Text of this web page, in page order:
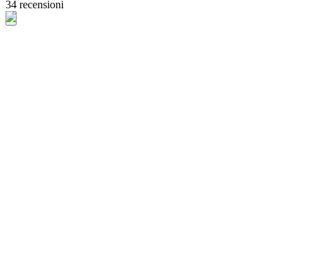
34 recensioni